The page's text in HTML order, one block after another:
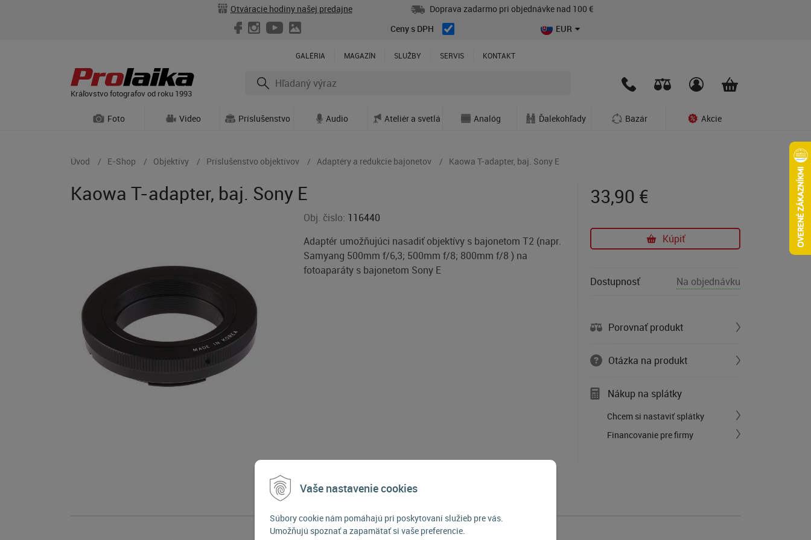
Vaše nastavenie cookies
Súbory cookie nám pomáhajú pri poskytovaní služieb pre vás.
Umožňujú spoznať a zapamätať si vaše preferencie.
Otváracie hodiny našej predajne
Doprava zadarmo pri objednávke nad 100 €
Ceny s DPH
EUR
GALÉRIA MAGAZÍN SLUŽBY SERVIS KONTAKT
Kráľovstvo fotografov od roku 1993
Foto Video Príslušenstvo Audio Ateliér a svetlá Analóg Ďalekohľady Bazár Akcie
Úvod E-Shop Objektívy Príslušenstvo objektívov Adaptéry a redukcie bajonetov Kaowa T-adapter, baj. Sony E
Kaowa T-adapter, baj. Sony E
Obj. čislo: 116440
Adaptér umožňujúci nasadiť objektívy s bajonetom T2 (napr.
Samyang 500mm f/6,3; 500mm f/8; 800mm f/8 ) na
fotoaparáty s bajonetom Sony E
33,90 €
Kúpiť
Dostupnosť Na objednávku
Porovnať produkt
Otázka na produkt
Nákup na splátky
Chcem si nastaviť splátky
Financovanie pre firmy